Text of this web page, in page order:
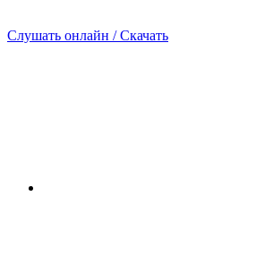
Слушать онлайн / Скачать